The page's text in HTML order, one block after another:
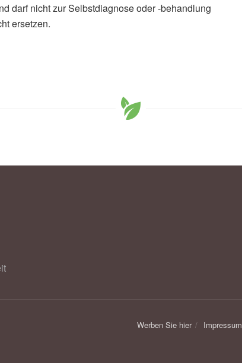
study reveals hidden heart risks in women with Type 2
darf nicht zur Selbstdiagnose oder -behandlung
ersetzen.
Werben Sie hier Impressum